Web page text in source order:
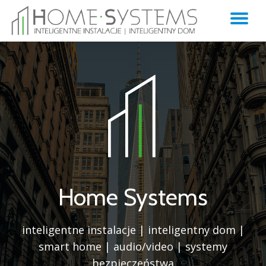
to
content
Home Systems
inteligentne instalacje | inteligentny dom |
smart home | audio/video | systemy
bezpieczeństwa